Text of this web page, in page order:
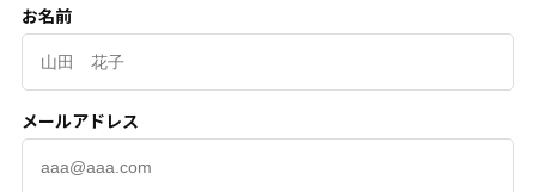
お名前
メールアドレス